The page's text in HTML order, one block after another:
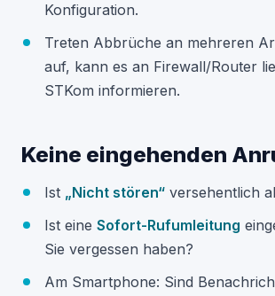
Konfiguration.
Treten Abbrüche an mehreren
auf, kann es an Firewall/Router
STKom informieren.
Keine eingehenden
Ist „Nicht stören“ versehentlich
Ist eine Sofort-Rufumleitung
Sie vergessen haben?
Am Smartphone: Sind